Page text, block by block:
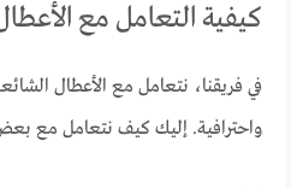
كيفية التعامل مع
في فريقنا، نتعامل مع الأعطال
واحترافية. إليك كيف نتعامل مع